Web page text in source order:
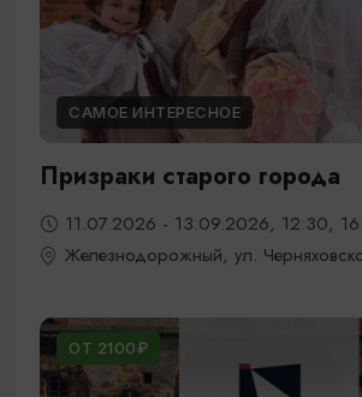
САМОЕ ИНТЕРЕСНОЕ
Призраки старого города
11.07.2026 - 13.09.2026, 12:30,
Железнодорожный, ул.
ОТ 2100₽